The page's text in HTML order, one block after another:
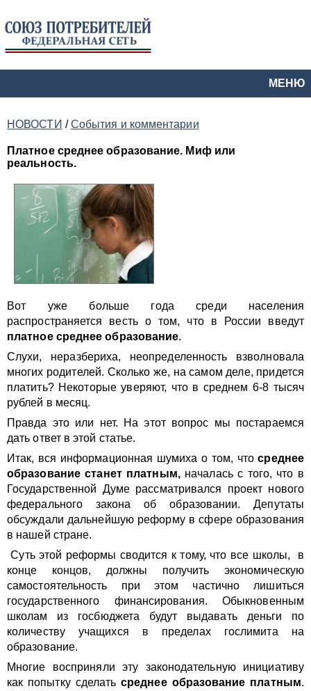
МЕНЮ
НОВОСТИ /События и комментарии
Платное среднее образование. Миф или
реальность.
Вот уже больше года среди населения
распространяется весть о том, что в России введут
платное среднее образование.
Слухи, неразбериха, неопределенность взволновала
многих родителей. Сколько же, на самом деле, придется
платить? Некоторые уверяют, что в среднем 6-8 тысяч
рублей в месяц.
Правда это или нет. На этот вопрос мы постараемся
дать ответ в этой статье.
Итак, вся информационная шумиха о том, чтосреднее
образование станет платным,началась с того, что в
Государственной Думе рассматривался проект нового
федерального закона об образовании. Депутаты
обсуждали дальнейшую реформу в сфере образования
в нашей стране.
Суть этой реформы сводится к тому, что все школы, в
конце концов, должны получить экономическую
самостоятельность при этом частично лишиться
государственного финансирования. Обыкновенным
школам из госбюджета будут выдавать деньги по
количеству учащихся в пределах гослимита на
образование.
Многие восприняли эту законодательную инициативу
как попытку сделатьсреднее образование платным.